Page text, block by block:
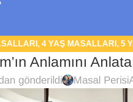
, 4 YAŞ MASALLARI , 5
MASALLARI OKU ,9 YAŞ
Anlamını
gönderildi Masal Perisi